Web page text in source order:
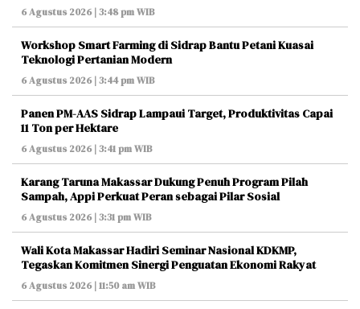
6 Agustus 2026 | 3:48 pm WIB
Workshop Smart Farming di Sidrap Bantu Petani Kuasai
Teknologi Pertanian Modern
6 Agustus 2026 | 3:44 pm WIB
Panen PM-AAS Sidrap Lampaui Target, Produktivitas Capai
11 Ton per Hektare
6 Agustus 2026 | 3:41 pm WIB
Karang Taruna Makassar Dukung Penuh Program Pilah
Sampah, Appi Perkuat Peran sebagai Pilar Sosial
6 Agustus 2026 | 3:31 pm WIB
Wali Kota Makassar Hadiri Seminar Nasional KDKMP,
Tegaskan Komitmen Sinergi Penguatan Ekonomi Rakyat
6 Agustus 2026 | 11:50 am WIB